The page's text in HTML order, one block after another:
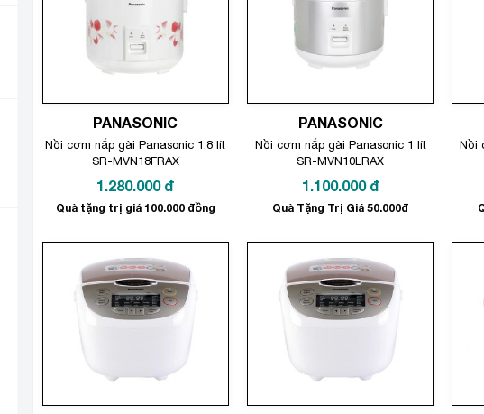
PANASONIC
Nồi cơm nắp gài Panasonic 1.8 lít
SR-MVN18FRAX
1.280.000 đ
Quà tặng trị giá 100.000 đồng
PANASONIC
Nồi cơm nắp gài Panasonic 1 lít
SR-MVN10LRAX
1.100.000 đ
Quà Tặng Trị Giá 50.000đ
Nồi